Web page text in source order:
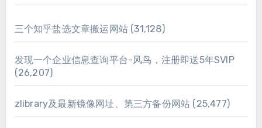
三个知乎盐选文章搬运网站 (31,128)
发现一个企业信息查询平台-风鸟，注册即送5年SVIP
(26,207)
zlibrary及最新镜像网址、第三方备份网站 (25,477)